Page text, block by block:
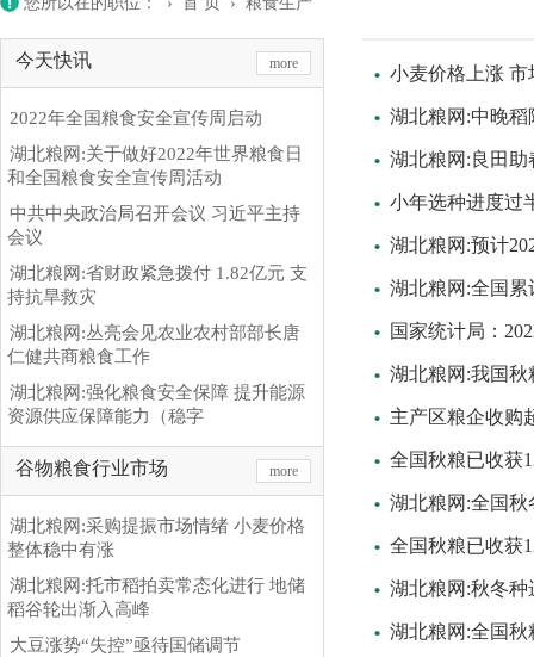
今天快讯 more
2022年全国粮食安全宣传周启动
湖北粮网:关于做好2022年世界粮食日
和全国粮食安全宣传周活动
中共中央政治局召开会议 习近平主持
会议
湖北粮网:省财政紧急拨付 1.82亿元 支
持抗旱救灾
湖北粮网:丛亮会见农业农村部部长唐
仁健共商粮食工作
湖北粮网:强化粮食安全保障 提升能源
资源供应保障能力（稳字
谷物粮食行业市场 more
湖北粮网:采购提振市场情绪 小麦价格
整体稳中有涨
湖北粮网:托市稻拍卖常态化进行 地储
稻谷轮出渐入高峰
大豆涨势“失控”亟待国储调节
小麦价格上涨
湖北粮网:中晚稻
湖北粮网:良田助
小年选种进度过
湖北粮网:预计
湖北粮网:全国
国家统计局：
湖北粮网:我国秋
主产区粮企收购
全国秋粮已收获
湖北粮网:全国
全国秋粮已收获
湖北粮网:秋冬
湖北粮网:全国